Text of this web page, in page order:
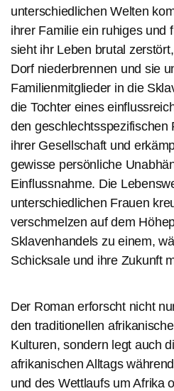
unterschiedlichen Welten
ihrer Familie ein ruhiges und
sieht ihr Leben brutal
Dorf niederbrennen und sie
Familienmitglieder in die
die Tochter eines
den geschlechtsspezifischen
ihrer Gesellschaft und
gewisse persönliche
Einflussnahme. Die
unterschiedlichen Frauen
verschmelzen auf dem
Sklavenhandels zu einem,
Schicksale und ihre Zukunft
Der Roman erforscht nicht
den traditionellen
Kulturen, sondern legt auch
afrikanischen Alltags
und des Wettlaufs um Afrika